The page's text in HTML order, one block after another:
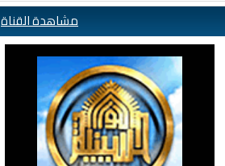
مشاهدة القناة